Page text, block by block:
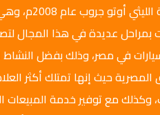
تأسست شركة
بمراحل عديدة في هذا المجال
في مصر، وذلك بفضل
حيث إنها تمتلك أكثر
وكذلك مع توفير خدمة المبيعات